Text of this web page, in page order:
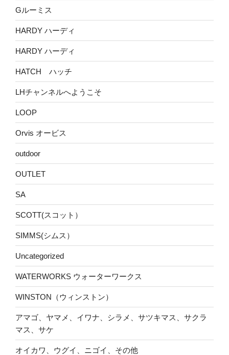
Gルーミス
HARDY ハーディ
HARDY ハーディ
HATCH ハッチ
LHチャンネルへようこそ
LOOP
Orvis オービス
outdoor
OUTLET
SA
SCOTT(スコット）
SIMMS(シムス）
Uncategorized
WATERWORKS ウォーターワークス
WINSTON（ウィンストン）
アマゴ、ヤマメ、イワナ、シラメ、サツキマス、サクラ
マス、サケ
オイカワ、ウグイ、ニゴイ、その他